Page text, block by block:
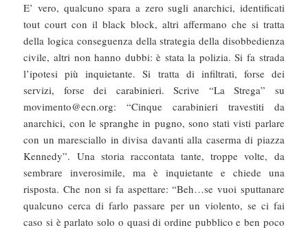
E’ vero, qualcuno spara a zero sugli anarchici, identificati
tout court con il black block, altri affermano che si tratta
della logica conseguenza della strategia della disobbedienza
civile, altri non hanno dubbi: è stata la polizia. Si fa strada
l’ipotesi più inquietante. Si tratta di infiltrati, forse dei
servizi, forse dei carabinieri. Scrive “La Strega” su
movimento@ecn.org: “Cinque carabinieri travestiti da
anarchici, con le spranghe in pugno, sono stati visti parlare
con un maresciallo in divisa davanti alla caserma di piazza
Kennedy”. Una storia raccontata tante, troppe volte, da
sembrare inverosimile, ma è inquietante e chiede una
risposta. Che non si fa aspettare: “Beh…se vuoi sputtanare
qualcuno cerca di farlo passare per un violento, se ci fai
caso si è parlato solo o quasi di ordine pubblico e ben poco